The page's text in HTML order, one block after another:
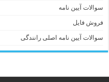
سوالات آیین نامه
فروش فایل
سوالات آیین نامه اصلی رانندگی